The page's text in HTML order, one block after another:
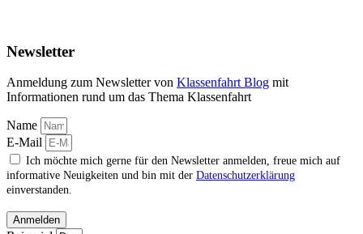
Newsletter
Anmeldung zum Newsletter von Klassenfahrt Blog mit
Informationen rund um das Thema Klassenfahrt
Name
E-Mail
Ich möchte mich gerne für den Newsletter anmelden, freue mich auf
informative Neuigkeiten und bin mit der Datenschutzerklärung
einverstanden.
Anmelden